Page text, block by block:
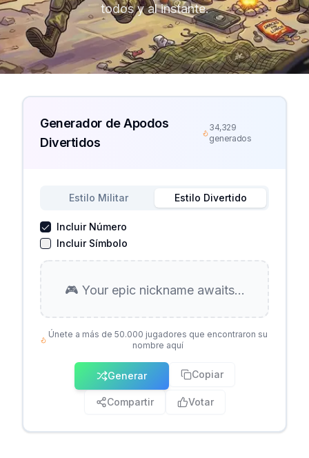
todos y al instante.
Generador de Apodos
Divertidos
34,329
generados
Estilo Militar Estilo Divertido
Incluir Número
Incluir Símbolo
🎮 Your epic nickname awaits...
Únete a más de 50.000 jugadores que encontraron su
nombre aquí
Generar Copiar
Compartir Votar